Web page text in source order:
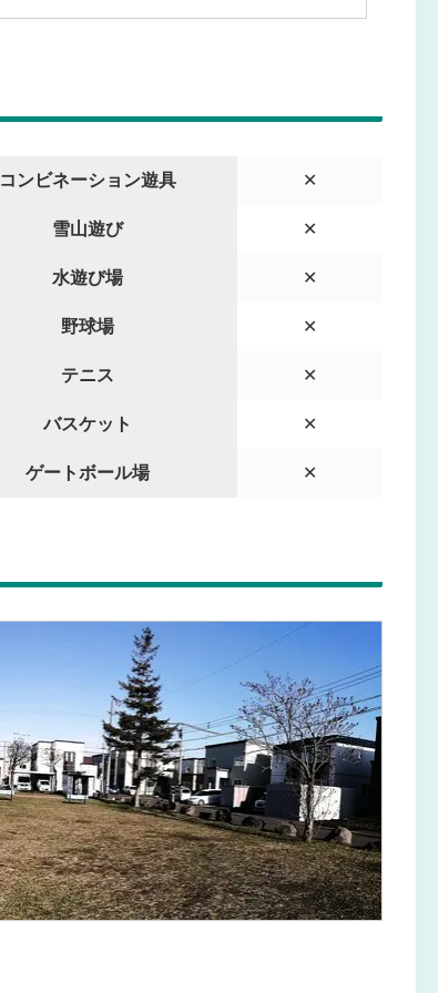
コンビネーション遊具 ✕
雪山遊び ✕
水遊び場 ✕
野球場 ✕
テニス ✕
バスケット ✕
ゲートボール場 ✕